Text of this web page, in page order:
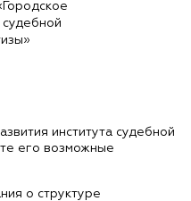
института судебной
его возможные
о структуре